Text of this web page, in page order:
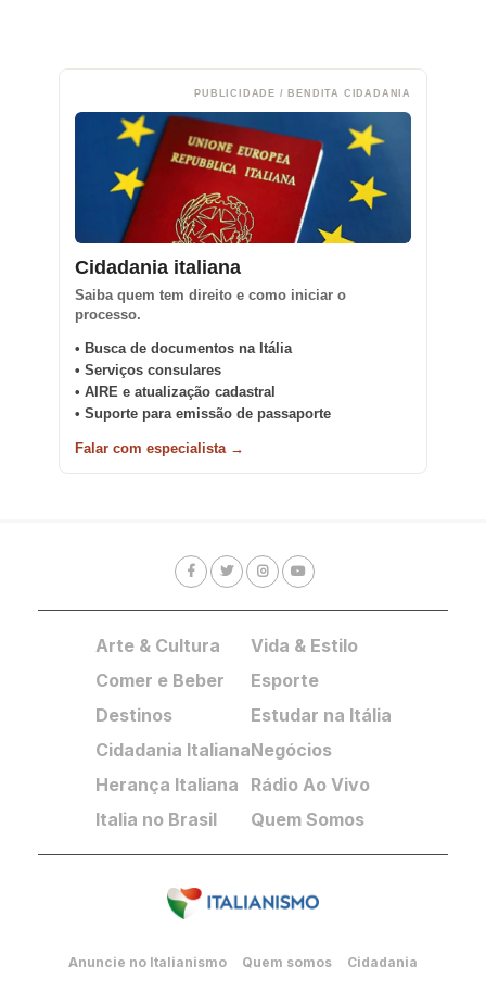
PUBLICIDADE / BENDITA CIDADANIA
Cidadania italiana
Saiba quem tem direito e como iniciar o
processo.
• Busca de documentos na Itália
• Serviços consulares
• AIRE e atualização cadastral
• Suporte para emissão de passaporte
Falar com especialista →
Arte & Cultura
Comer e Beber
Destinos
Cidadania Italiana
Herança Italiana
Italia no Brasil
Vida & Estilo
Esporte
Estudar na Itália
Negócios
Rádio Ao Vivo
Quem Somos
Anuncie no Italianismo Quem somos Cidadania